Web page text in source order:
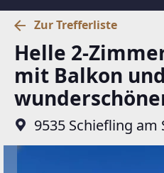
Zur Trefferliste
Helle 2-
mit Balkon und
9535 Schiefling am